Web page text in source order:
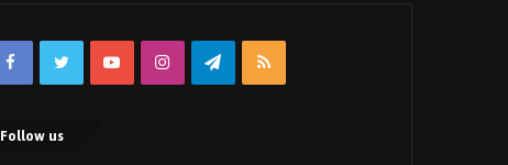
FacebookTwitterYouTubeInstagramTelegram
RSS
Follow us